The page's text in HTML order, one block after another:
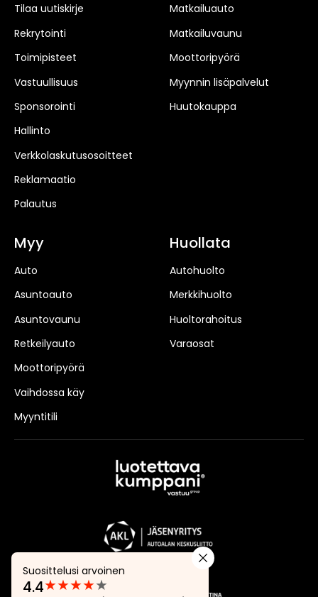
Suosittelusi arvoinen
Arvostelut:
★★★★★
4.4
Tilaa uutiskirje
Rekrytointi
Toimipisteet
Vastuullisuus
Sponsorointi
Hallinto
Verkkolaskutusosoitteet
Reklamaatio
Palautus
Matkailuauto
Matkailuvaunu
Moottoripyörä
Myynnin lisäpalvelut
Huutokauppa
Myy
Auto
Asuntoauto
Asuntovaunu
Retkeilyauto
Moottoripyörä
Vaihdossa käy
Myyntitili
Huollata
Autohuolto
Merkkihuolto
Huoltorahoitus
Varaosat